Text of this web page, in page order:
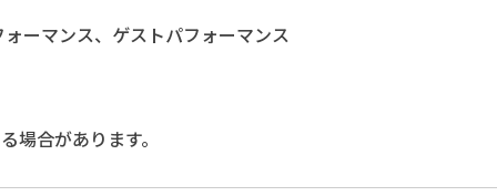
ーマンス、ゲストパフォーマンス
場合があります。